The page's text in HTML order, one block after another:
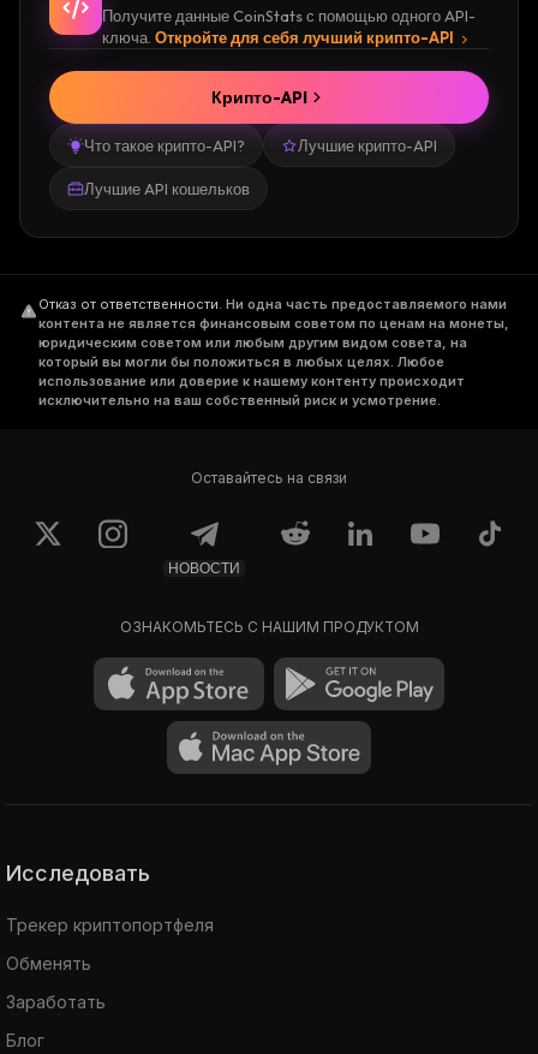
Получите данные CoinStats с помощью одного API-
ключа. Откройте для себя лучший крипто-API
Что такое крипто-API? Лучшие крипто-API
Лучшие API кошельков
Крипто-API
Отказ от ответственности. Ни одна часть предоставляемого нами
контента не является финансовым советом по ценам на монеты,
юридическим советом или любым другим видом совета, на
который вы могли бы положиться в любых целях. Любое
использование или доверие к нашему контенту происходит
исключительно на ваш собственный риск и усмотрение.
Оставайтесь на связи
НОВОСТИ
ОЗНАКОМЬТЕСЬ С НАШИМ ПРОДУКТОМ
Исследовать
Трекер криптопортфеля
Обменять
Заработать
Блог